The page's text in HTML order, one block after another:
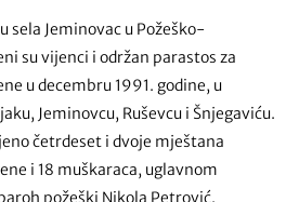
sela Jeminovac u Požeško-
su vijenci i održan parastos za
u decembru 1991. godine, u
Jeminovcu, Ruševcu i Šnjegaviću.
četrdeset i dvoje mještana
i 18 muškaraca, uglavnom
požeški Nikola Petrović.